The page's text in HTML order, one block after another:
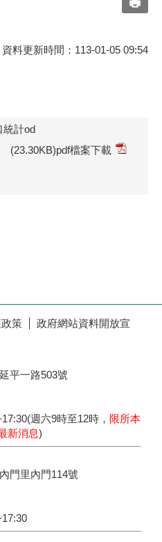
資料更新時間：113-01-05 09:54
統計od
(23.30KB)pdf檔案下載
策
政府網站資料開放宣
平一路503號
週六9時至12時， 限所本
新消息)
門里內門114號